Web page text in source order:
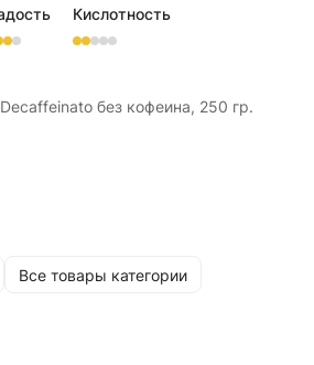
Кислотность
без кофеина, 250 гр.
Все товары категории